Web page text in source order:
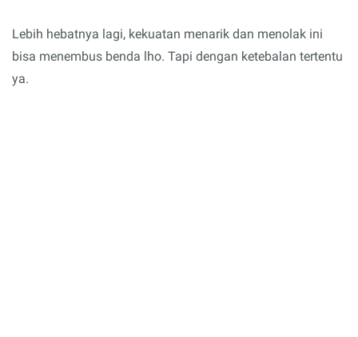
Lebih hebatnya lagi, kekuatan menarik dan menolak ini
bisa menembus benda lho. Tapi dengan ketebalan tertentu
ya.